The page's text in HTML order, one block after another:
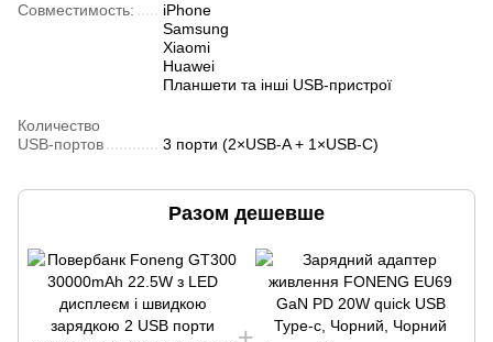
Совместимость:
iPhone
Samsung
Xiaomi
Huawei
Планшети та інші USB-пристрої
Количество
USB-портов
3 порти (2×USB-A + 1×USB-C)
Разом дешевше